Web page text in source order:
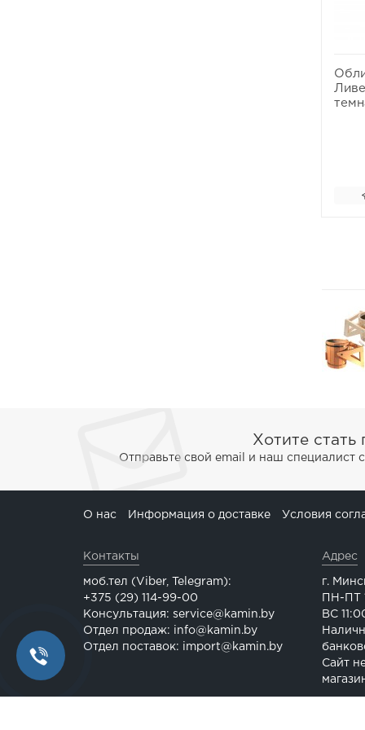
Хотите стать
Отправьте свой email и наш специалист
О нас Информация о доставке Условия
Контакты
моб.тел (Viber, Telegram):
+375 (29) 114-99-00
Консультация: service@kamin.by
Отдел продаж: info@kamin.by
Отдел поставок: import@kamin.by
Адрес
г.
ПН-ПТ
ВС
Сайт